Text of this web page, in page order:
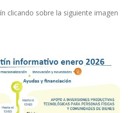
clicando sobre la siguiente imagen